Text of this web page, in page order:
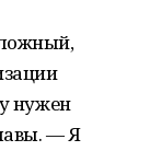
нужен
— Я